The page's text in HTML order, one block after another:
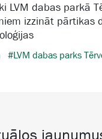
LVM dabas parkā
izzināt pārtikas
#LVM dabas parks